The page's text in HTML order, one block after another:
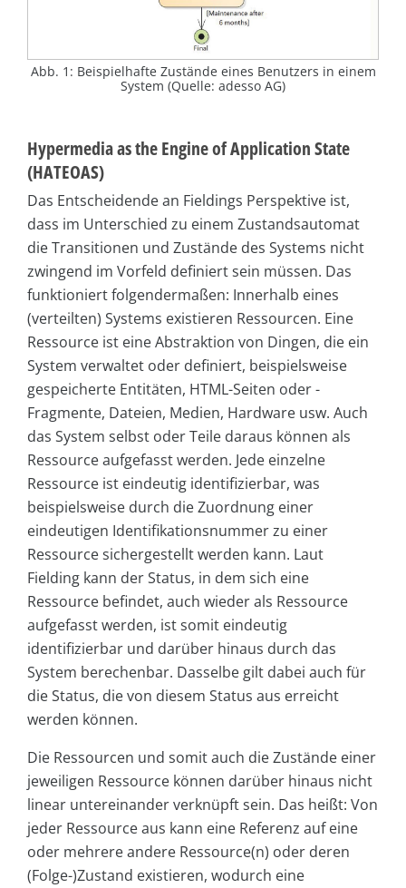
Abb. 1: Beispielhafte Zustände eines Benutzers in einem
System (Quelle: adesso AG)
Hypermedia as the Engine of Application State
(HATEOAS)
Das Entscheidende an Fieldings Perspektive ist,
dass im Unterschied zu einem Zustandsautomat
die Transitionen und Zustände des Systems nicht
zwingend im Vorfeld definiert sein müssen. Das
funktioniert folgendermaßen: Innerhalb eines
(verteilten) Systems existieren Ressourcen. Eine
Ressource ist eine Abstraktion von Dingen, die ein
System verwaltet oder definiert, beispielsweise
gespeicherte Entitäten, HTML-Seiten oder -
Fragmente, Dateien, Medien, Hardware usw. Auch
das System selbst oder Teile daraus können als
Ressource aufgefasst werden. Jede einzelne
Ressource ist eindeutig identifizierbar, was
beispielsweise durch die Zuordnung einer
eindeutigen Identifikationsnummer zu einer
Ressource sichergestellt werden kann. Laut
Fielding kann der Status, in dem sich eine
Ressource befindet, auch wieder als Ressource
aufgefasst werden, ist somit eindeutig
identifizierbar und darüber hinaus durch das
System berechenbar. Dasselbe gilt dabei auch für
die Status, die von diesem Status aus erreicht
werden können.
Die Ressourcen und somit auch die Zustände einer
jeweiligen Ressource können darüber hinaus nicht
linear untereinander verknüpft sein. Das heißt: Von
jeder Ressource aus kann eine Referenz auf eine
oder mehrere andere Ressource(n) oder deren
(Folge-)Zustand existieren, wodurch eine